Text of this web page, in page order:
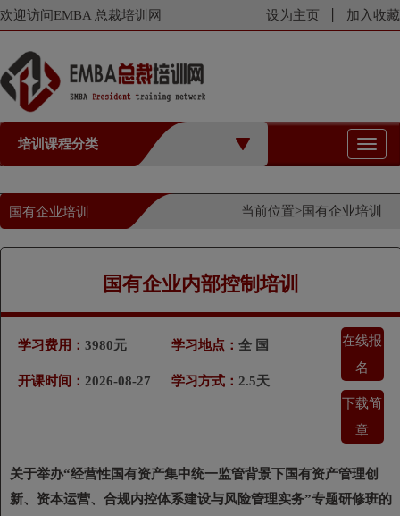
欢迎访问EMBA 总裁培训网 设为主页 加入收藏
培训课程分类
切
换
航
国有企业培训 当前位置>国有企业培训
国有企业内部控制培训
学习费用：3980元
开课时间： 2026-08-27
学习地点： 全 国
学习方式： 2.5天
在线报
名
下载简
章
关于举办“经营性国有资产集中统一监管背景下国有资产管理创
新、资本运营、合规内控体系建设与风险管理实务”专题研修班的